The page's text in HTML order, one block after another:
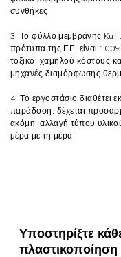
συνθήκες
3. Το φύλλο μεμβράνης
πρότυπα της ΕΕ, είναι
τοξικό, χαμηλού κόστους
μηχανές διαμόρφωσης
4. Το εργοστάσιο διαθέτει
παράδοση, δέχεται
ακόμη αλλαγή τύπου
μέρα με τη μέρα
Υποστηρίξτε
πλαστικοποίηση